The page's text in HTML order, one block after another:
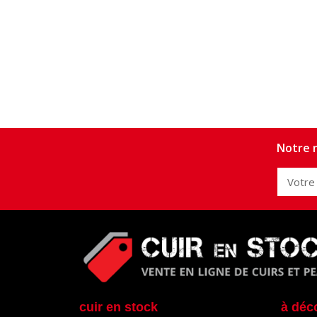
Notre
cuir en stock à